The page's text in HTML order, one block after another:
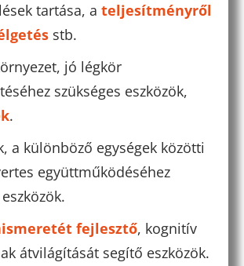
tartása, a teljesítményről
stb.
jó légkör
szükséges eszközök,
.
a különböző egységek közötti
együttműködéséhez
fejlesztő, kognitív
átvilágítását segítő eszközök.